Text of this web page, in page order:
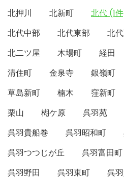
北押川
北新町 北代 (1
北代中部
北代東部 北
北二ツ屋
木場町 経田
清住町
金泉寺 銀嶺町
草島新町
楠木 窪新町
栗山
楜ケ原 呉羽苑
呉羽貴船巻
呉羽昭和町
呉羽つつじが丘
呉羽富田町
呉羽野田
呉羽東町 呉